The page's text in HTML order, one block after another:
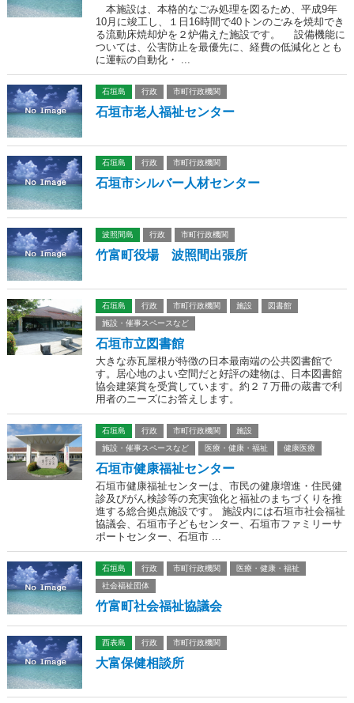
本施設は、本格的なごみ処理を図るため、平成9年
10月に竣工し、１日16時間で40トンのごみを焼却でき
る流動床焼却炉を２炉備えた施設です。 設備機能に
ついては、公害防止を最優先に、経費の低減化ととも
に運転の自動化・ ...
石垣島 行政 市町行政機関
石垣市老人福祉センター
石垣島 行政 市町行政機関
石垣市シルバー人材センター
波照間島 行政 市町行政機関
竹富町役場 波照間出張所
石垣島 行政 市町行政機関 施設
図書館
施設・催事スペースなど
石垣市立図書館
大きな赤瓦屋根が特徴の日本最南端の公共図書館で
す。居心地のよい空間だと好評の建物は、日本図書館
協会建築賞を受賞しています。約２７万冊の蔵書で利
用者のニーズにお答えします。
石垣島 行政 市町行政機関
施設
施設・催事スペースなど
医療・健康・福祉 健康医療
石垣市健康福祉センター
石垣市健康福祉センターは、市民の健康増進・住民健
診及びがん検診等の充実強化と福祉のまちづくりを推
進する総合拠点施設です。 施設内には石垣市社会福祉
協議会、石垣市子どもセンター、石垣市ファミリーサ
ポートセンター、石垣市 ...
石垣島 行政 市町行政機関
医療・健康・福祉
社会福祉団体
竹富町社会福祉協議会
西表島 行政 市町行政機関
大富保健相談所